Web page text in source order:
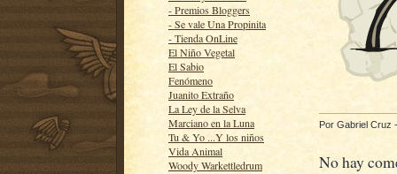
- Premios Bloggers
- Se vale Una Propinita
- Tienda OnLine
El Niño Vegetal
El Sabio
Fenómeno
Juanito Extraño
La Ley de la Selva
Marciano en la Luna
Tu & Yo ...Y los niños
Vida Animal
Woody Warkettledrum
Por Gabriel Cruz
No hay